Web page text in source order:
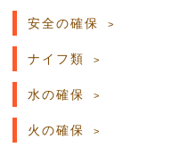
安全の確保
ナイフ類
水の確保
火の確保